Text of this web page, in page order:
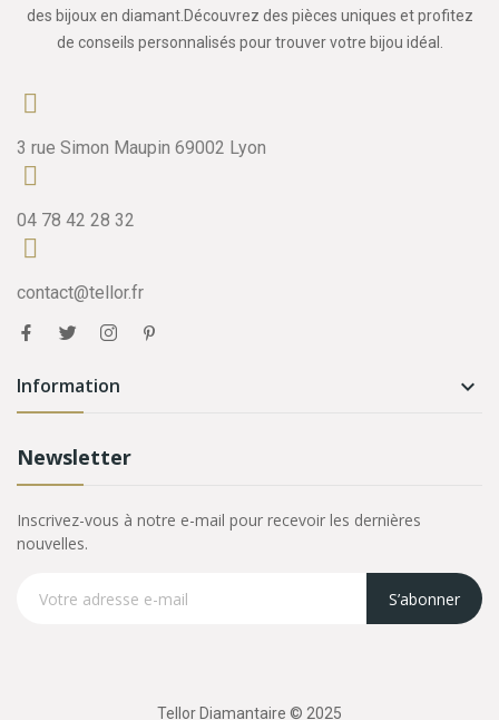
des bijoux en diamant.Découvrez des pièces uniques et profitez
de conseils personnalisés pour trouver votre bijou idéal.
3 rue Simon Maupin 69002 Lyon
04 78 42 28 32
contact@tellor.fr
Information 
Newsletter
Inscrivez-vous à notre e-mail pour recevoir les dernières
nouvelles.
S’abonner
Tellor Diamantaire © 2025